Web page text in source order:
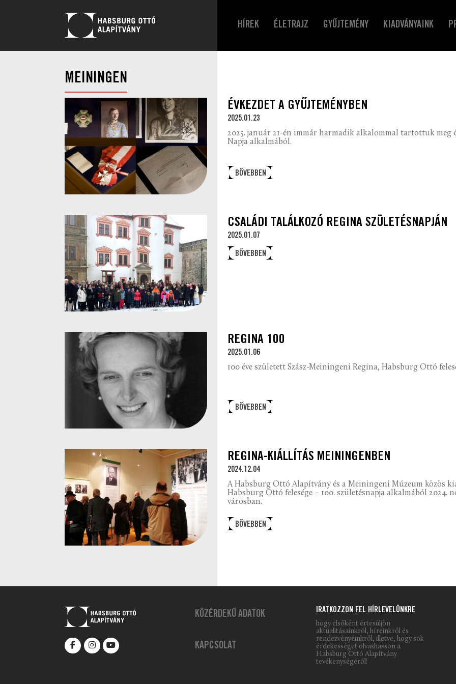
HÍREK ÉLETRAJZ GYŰJTEMÉNY KIADVÁNYAINK
MEININGEN
ÉVKEZDET A GYŰJTEMÉNYBEN
2025.01.23
2025. január 21-én immár harmadik alkalommal tartottuk meg
Napja alkalmából.
BŐVEBBEN
CSALÁDI TALÁLKOZÓ REGINA SZÜLETÉSNAPJÁN
2025.01.07
BŐVEBBEN
REGINA 100
2025.01.06
100 éve született Szász-Meiningeni Regina, Habsburg Ottó
BŐVEBBEN
REGINA-KIÁLLÍTÁS MEININGENBEN
2024.12.04
A Habsburg Ottó Alapítvány és a Meiningeni Múzeum közös
Habsburg Ottó felesége – 100. születésnapja alkalmából
városban.
BŐVEBBEN
KÖZÉRDEKŰ ADATOK
KAPCSOLAT
IRATKOZZON FEL HÍRLEVELÜNKRE
hogy elsőként értesüljön
aktualitásainkról, híreinkről és
rendezvényeinkről, illetve, hogy sok
érdekességet olvashasson a
Habsburg Ottó Alapítvány
tevékenységéről!